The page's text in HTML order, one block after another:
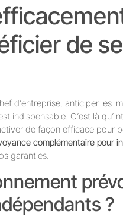
de
d’entreprise, anticiper les
indispensable. C’est là
de façon efficace pour
complémentaire pour
garanties.
?